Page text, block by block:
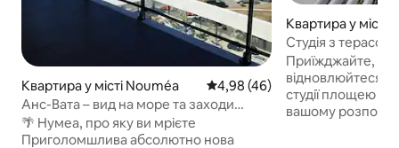
Квартира у місті Nouméa Середня оцінка: 4,98 з 5,
4,98 (46)
Анс-Вата – вид на море та заходи
сонця!
🌴 Нумеа, про яку ви мрієте
Приголомшлива абсолютно нова
Квартира у місті
Студія з
каяки
Приїжджайте,
відновлюйтеся в
студії площею 24
вашому